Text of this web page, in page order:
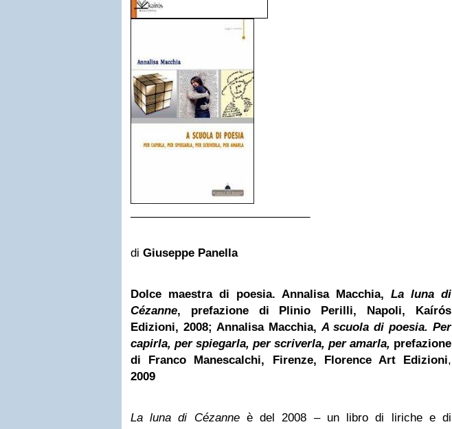
di Giuseppe Panella
Dolce maestra di poesia. Annalisa Macchia, La luna di
Cézanne, prefazione di Plinio Perilli, Napoli, Kaírós
Edizioni, 2008; Annalisa Macchia,A scuola di poesia. Per
capirla, per spiegarla, per scriverla, per amarla, prefazione
di Franco Manescalchi, Firenze, Florence Art Edizioni,
2009
La luna di Cézanneè del 2008 – un libro di liriche e di